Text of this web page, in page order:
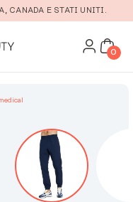
CANADA E STATI UNITI.
0